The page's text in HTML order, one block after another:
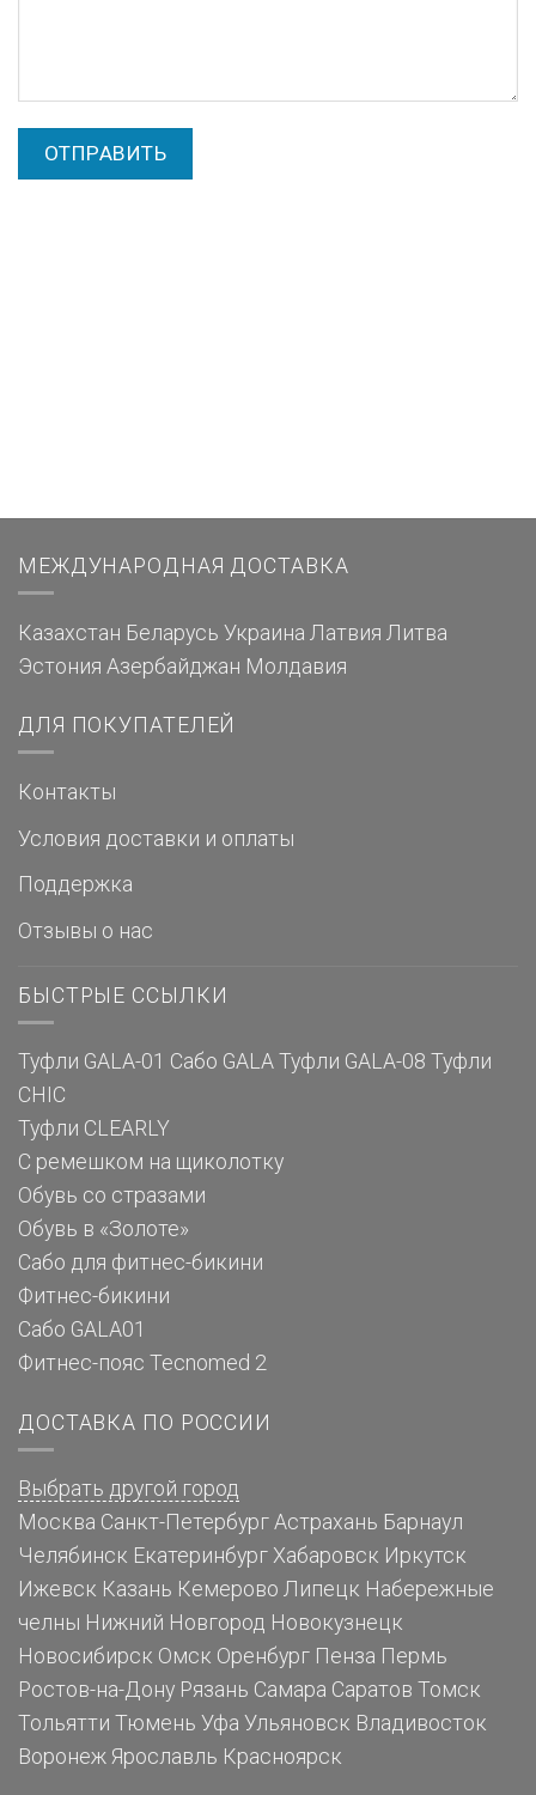
МЕЖДУНАРОДНАЯ ДОСТАВКА
Казахстан Беларусь Украина Латвия Литва
Эстония Азербайджан Молдавия
ДЛЯ ПОКУПАТЕЛЕЙ
Контакты
Условия доставки и оплаты
Поддержка
Отзывы о нас
БЫСТРЫЕ ССЫЛКИ
Туфли GALA-01 Сабо GALA Туфли GALA-08 Туфли
CHIC
Туфли CLEARLY
С ремешком на щиколотку
Обувь со стразами
Обувь в «Золоте»
Сабо для фитнес-бикини
Фитнес-бикини
Сабо GALA01
Фитнес-пояс Tecnomed 2
ДОСТАВКА ПО РОССИИ
Выбрать другой город
Москва Санкт-Петербург Астрахань Барнаул
Челябинск Екатеринбург Хабаровск Иркутск
Ижевск Казань Кемерово Липецк Набережные
челны Нижний Новгород Новокузнецк
Новосибирск Омск Оренбург Пенза Пермь
Ростов-на-Дону Рязань Самара Саратов Томск
Тольятти Тюмень Уфа Ульяновск Владивосток
Воронеж Ярославль Красноярск